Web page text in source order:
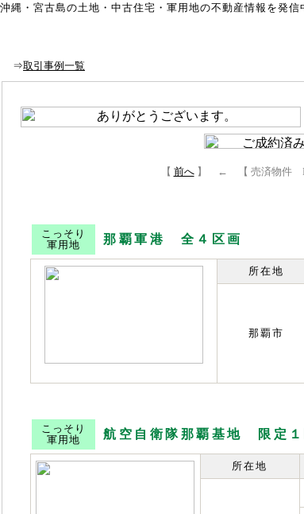
沖縄・宮古島の土地・中古住宅・軍用地の不動産情報を発信
⇒取引事例一覧
【 前へ】 ← 【 売済物件
こっそり
軍用地
那覇軍港 全４区画
所在地
那覇市
こっそり
軍用地
航空自衛隊那覇基地 限定１
所在地